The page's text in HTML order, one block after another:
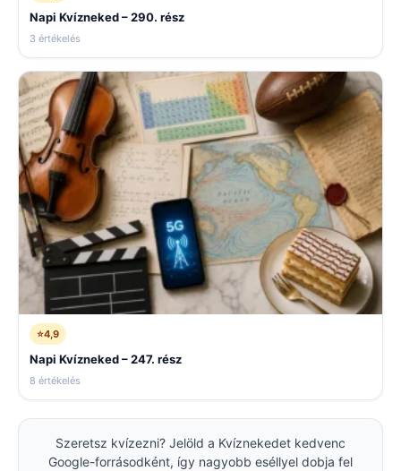
Napi Kvízneked – 290. rész
3 értékelés
⭐4,9
Napi Kvízneked – 247. rész
8 értékelés
Szeretsz kvízezni? Jelöld a Kvíznekedet kedvenc
Google-forrásodként, így nagyobb eséllyel dobja fel